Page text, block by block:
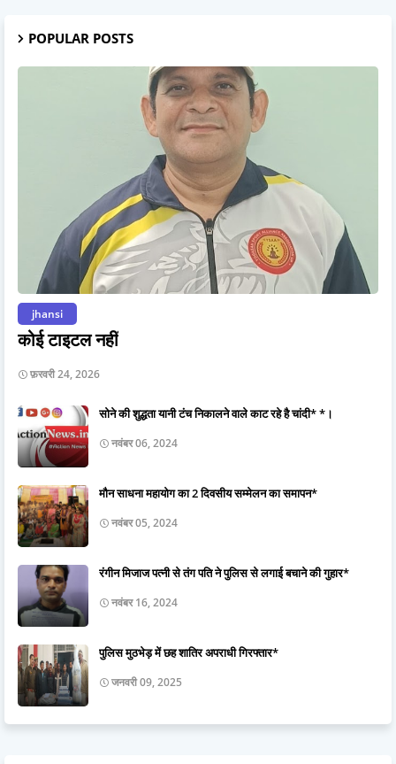
POPULAR POSTS
jhansi
कोई टाइटल नहीं
फ़रवरी 24, 2026
सोने की शुद्धता यानी टंच निकालने वाले काट रहे है चांदी* *।
नवंबर 06, 2024
मौन साधना महायोग का 2 दिवसीय सम्मेलन का समापन*
नवंबर 05, 2024
रंगीन मिजाज पत्नी से तंग पति ने पुलिस से लगाई बचाने की गुहार*
नवंबर 16, 2024
पुलिस मुठभेड़ में छह शातिर अपराधी गिरफ्तार*
जनवरी 09, 2025